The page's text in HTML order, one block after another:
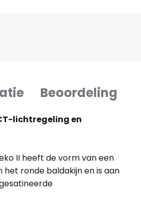
Beoordeling
lichtregeling en
II heeft de vorm van een
het ronde baldakijn en is aan
van de ingebouwde LED’s